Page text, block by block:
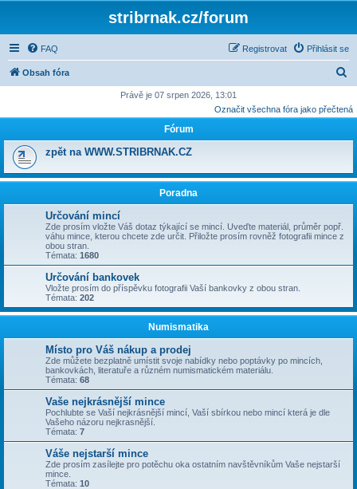
stribrnak.cz/forum
FAQ Přihlásit se
Registrovat
Obsah fóra
e
Právě je 07 srpen 2026, 13:01
Označit všechna fóra jako přečtená
Fórum
zpět na WWW.STRIBRNAK.CZ
Poradna
Určování mincí
Zde prosím vložte Váš dotaz týkající se mincí. Uveďte materiál, průměr popř.
váhu mince, kterou chcete zde určit. Přiložte prosím rovněž fotografii mince z
obou stran.
Témata: 1680
Určování bankovek
Vložte prosím do příspěvku fotografii Vaší bankovky z obou stran.
Témata: 202
Numismatika
Místo pro Váš nákup a prodej
Zde můžete bezplatně umístit svoje nabídky nebo poptávky po mincích,
bankovkách, literatuře a různém numismatickém materiálu.
Témata: 68
Vaše nejkrásnější mince
Pochlubte se Vaší nejkrásnější mincí, Vaší sbírkou nebo mincí která je dle
Vašeho názoru nejkrasnější.
Témata: 7
Váše nejstarší mince
Zde prosím zasílejte pro potěchu oka ostatním navštěvníkům Vaše nejstarší
mince.
Témata: 10